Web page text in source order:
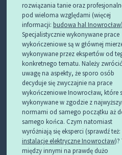
rozwiązania tanie oraz
pod wieloma względami (więcej
informacji: budowa hal Inowrocław
Specjalistycznie wykonywane prace
wykończeniowe są w głównej
wykonywane przez ekspertów od
konkretnego tematu. Należy zwrócić
uwagę na aspekty, że sporo osób
decyduje się zwyczajnie na prace
wykończeniowe Inowrocław, które
wykonywane w zgodzie z
normami od samego początku aż
samego końca. Czym natomiast
wyróżniają się eksperci (sprawdź też:
instalacje elektryczne Inowrocław)?
między innymi na prawdę dużo